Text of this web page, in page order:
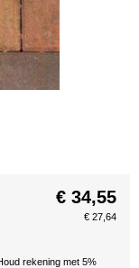
€ 34,55
€ 27,64
rekening met 5%